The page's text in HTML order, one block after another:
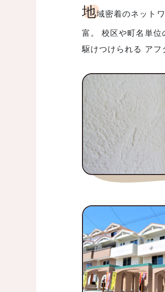
地域密着のネット
富。 校区や町名単
駆けつけられる アフ